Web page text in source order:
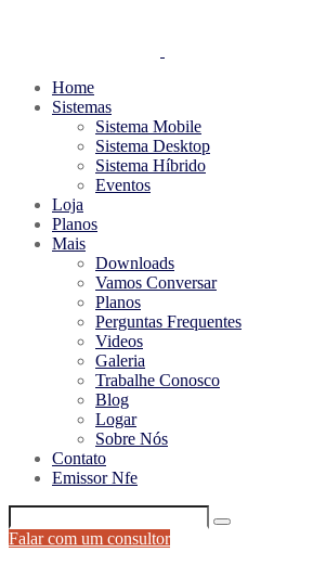
Home
Sistemas
Sistema Mobile
Sistema Desktop
Sistema Híbrido
Eventos
Loja
Planos
Mais
Downloads
Vamos Conversar
Planos
Perguntas Frequentes
Videos
Galeria
Trabalhe Conosco
Blog
Logar
Sobre Nós
Contato
Emissor Nfe
Falar com um consultor